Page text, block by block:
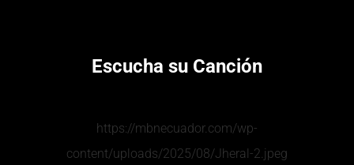
Escucha su Canción
https://mbnecuador.com/wp-
content/uploads/2025/08/Jheral-2.jpeg